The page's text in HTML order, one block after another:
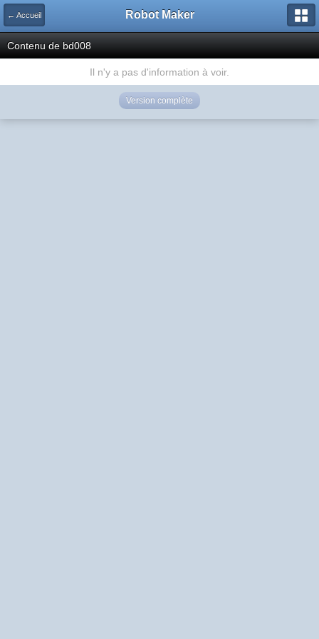
← Accueil Robot Maker
Contenu de bd008
Il n'y a pas d'information à voir.
Version complète